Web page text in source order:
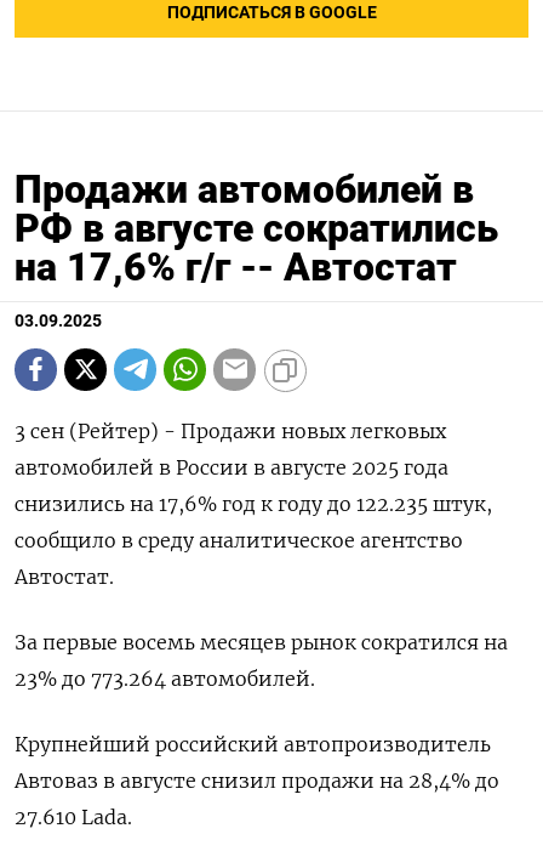
ПОДПИСАТЬСЯ В GOOGLE
Продажи автомобилей в
РФ в августе сократились
на 17,6% г/г -- Автостат
03.09.2025
3 сен (Рейтер) - Продажи новых легковых
автомобилей в России в августе 2025 года
снизились на 17,6% год к году до 122.235 штук,
сообщило в среду аналитическое агентство
Автостат.
За первые восемь месяцев рынок сократился на
23% до 773.264 автомобилей.
Крупнейший российский автопроизводитель
Автоваз в августе снизил продажи на 28,4% до
27.610 Lada.